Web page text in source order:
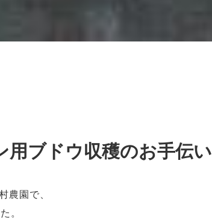
ブドウ収穫のお手伝い
農園で、
。